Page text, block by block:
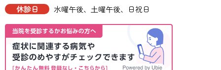
休診日
水曜午後、⼟曜午後、日祝日